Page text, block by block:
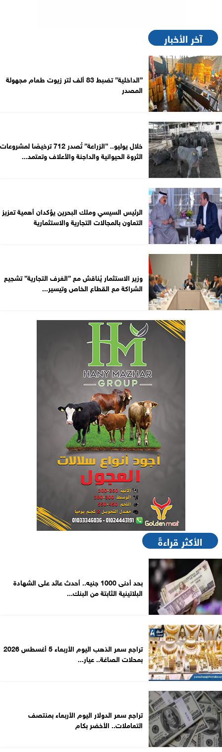
آخر الأخبار
”الداخلية” تضبط 83 ألف لتر زيوت طعام مجهولة
المصدر
خلال يوليو.. ”الزراعة” تُصدر 712 ترخيصًا لمشروعات
الثروة الحيوانية والداجنة والأعلاف وتعتمد...
الرئيس السيسي وملك البحرين يؤكدان أهمية تعزيز
التعاون بالمجالات التجارية والاستثمارية
وزير الاستثمار يُناقش مع ”الغرف التجارية” تشجيع
الشراكة مع القطاع الخاص وتيسير...
الأكثر قراءةً
بحد أدنى 1000 جنيه.. أحدث عائد على الشهادة
البلاتينية الثابتة من البنك...
تراجع سعر الذهب اليوم الأربعاء 5 أغسطس 2026
بمحلات الصاغة.. عيار...
تراجع سعر الدولار اليوم الأربعاء بمنتصف
التعاملات.. الأخضر بكام